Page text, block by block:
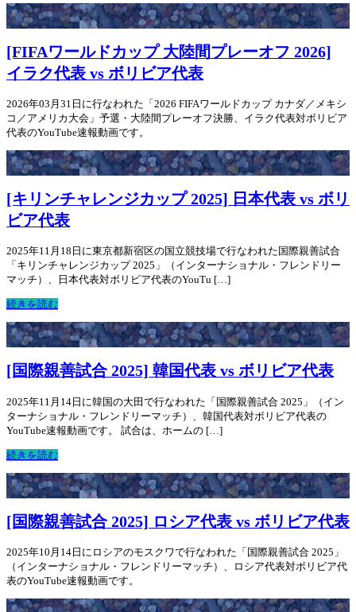
[FIFAワールドカップ 大陸間プレーオフ 2026]
イラク代表 vs ボリビア代表
2026年03月31日に行なわれた「2026 FIFAワールドカップ カナダ／メキシ
コ／アメリカ大会」予選・大陸間プレーオフ決勝、イラク代表対ボリビア
代表のYouTube速報動画です。
[キリンチャレンジカップ 2025] 日本代表 vs ボリ
ビア代表
2025年11月18日に東京都新宿区の国立競技場で行なわれた国際親善試合
「キリンチャレンジカップ 2025」（インターナショナル・フレンドリー
マッチ）、日本代表対ボリビア代表のYouTu […]
続きを読む
[国際親善試合 2025] 韓国代表 vs ボリビア代表
2025年11月14日に韓国の大田で行なわれた「国際親善試合 2025」（イン
ターナショナル・フレンドリーマッチ）、韓国代表対ボリビア代表の
YouTube速報動画です。 試合は、ホームの […]
続きを読む
[国際親善試合 2025] ロシア代表 vs ボリビア代表
2025年10月14日にロシアのモスクワで行なわれた「国際親善試合 2025」
（インターナショナル・フレンドリーマッチ）、ロシア代表対ボリビア代
表のYouTube速報動画です。